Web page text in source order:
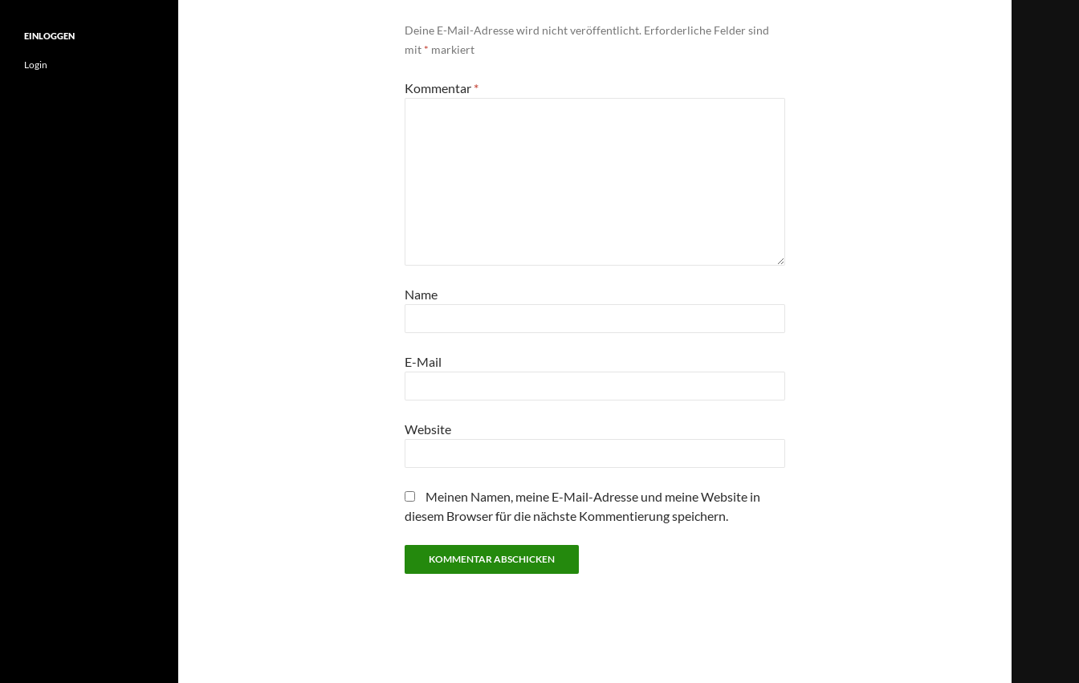
Deine E-Mail-Adresse wird nicht veröffentlicht. Erforderliche Felder sind
mit * markiert
Kommentar *
Name
E-Mail
Website
Meinen Namen, meine E-Mail-Adresse und meine Website in
diesem Browser für die nächste Kommentierung speichern.
EINLOGGEN
Login